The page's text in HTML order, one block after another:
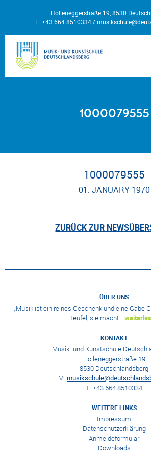
Holleneggerstraße 19, 8530
T.: +43 664 8510334 /
1000079555
1000079555
01. JANUARY 1970
ZURÜCK ZUR
ÜBER UNS
„Musik ist ein reines Geschenk und eine Gabe
Teufel, sie macht…
KONTAKT
Musik- und Kunstschule
Holleneggerstraße 19
8530 Deutschlandsberg
M:
T: +43 664 8510334
WEITERE LINKS
Impressum
Datenschutzerklärung
Anmeldeformular
Downloads